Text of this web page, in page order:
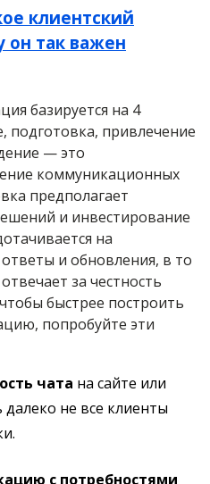
клиентский
он так важен
базируется на 4
подготовка, привлечение
— это
коммуникационных
предполагает
и инвестирование
на
и обновления, в то
за честность
быстрее построить
попробуйте эти
чата на сайте или
не все клиенты
с потребностями